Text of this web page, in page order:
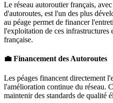
Le réseau autoroutier français, avec
d'autoroutes, est l'un des plus
au péage permet de financer
l'exploitation de ces infrastructures
française.
💼 Financement des Autoroutes
Les péages financent directement
l'amélioration continue du réseau.
maintenir des standards de qualité